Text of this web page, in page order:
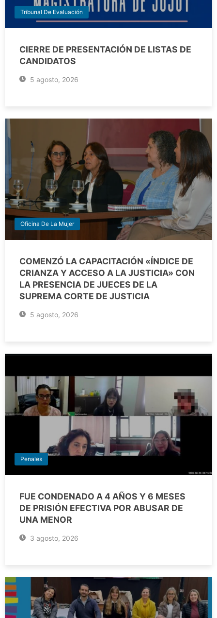
Tribunal De Evaluación
CIERRE DE PRESENTACIÓN DE LISTAS DE
CANDIDATOS
5 agosto, 2026
Oficina De La Mujer
COMENZÓ LA CAPACITACIÓN «ÍNDICE DE
CRIANZA Y ACCESO A LA JUSTICIA» CON
LA PRESENCIA DE JUECES DE LA
SUPREMA CORTE DE JUSTICIA
5 agosto, 2026
Penales
FUE CONDENADO A 4 AÑOS Y 6 MESES
DE PRISIÓN EFECTIVA POR ABUSAR DE
UNA MENOR
3 agosto, 2026